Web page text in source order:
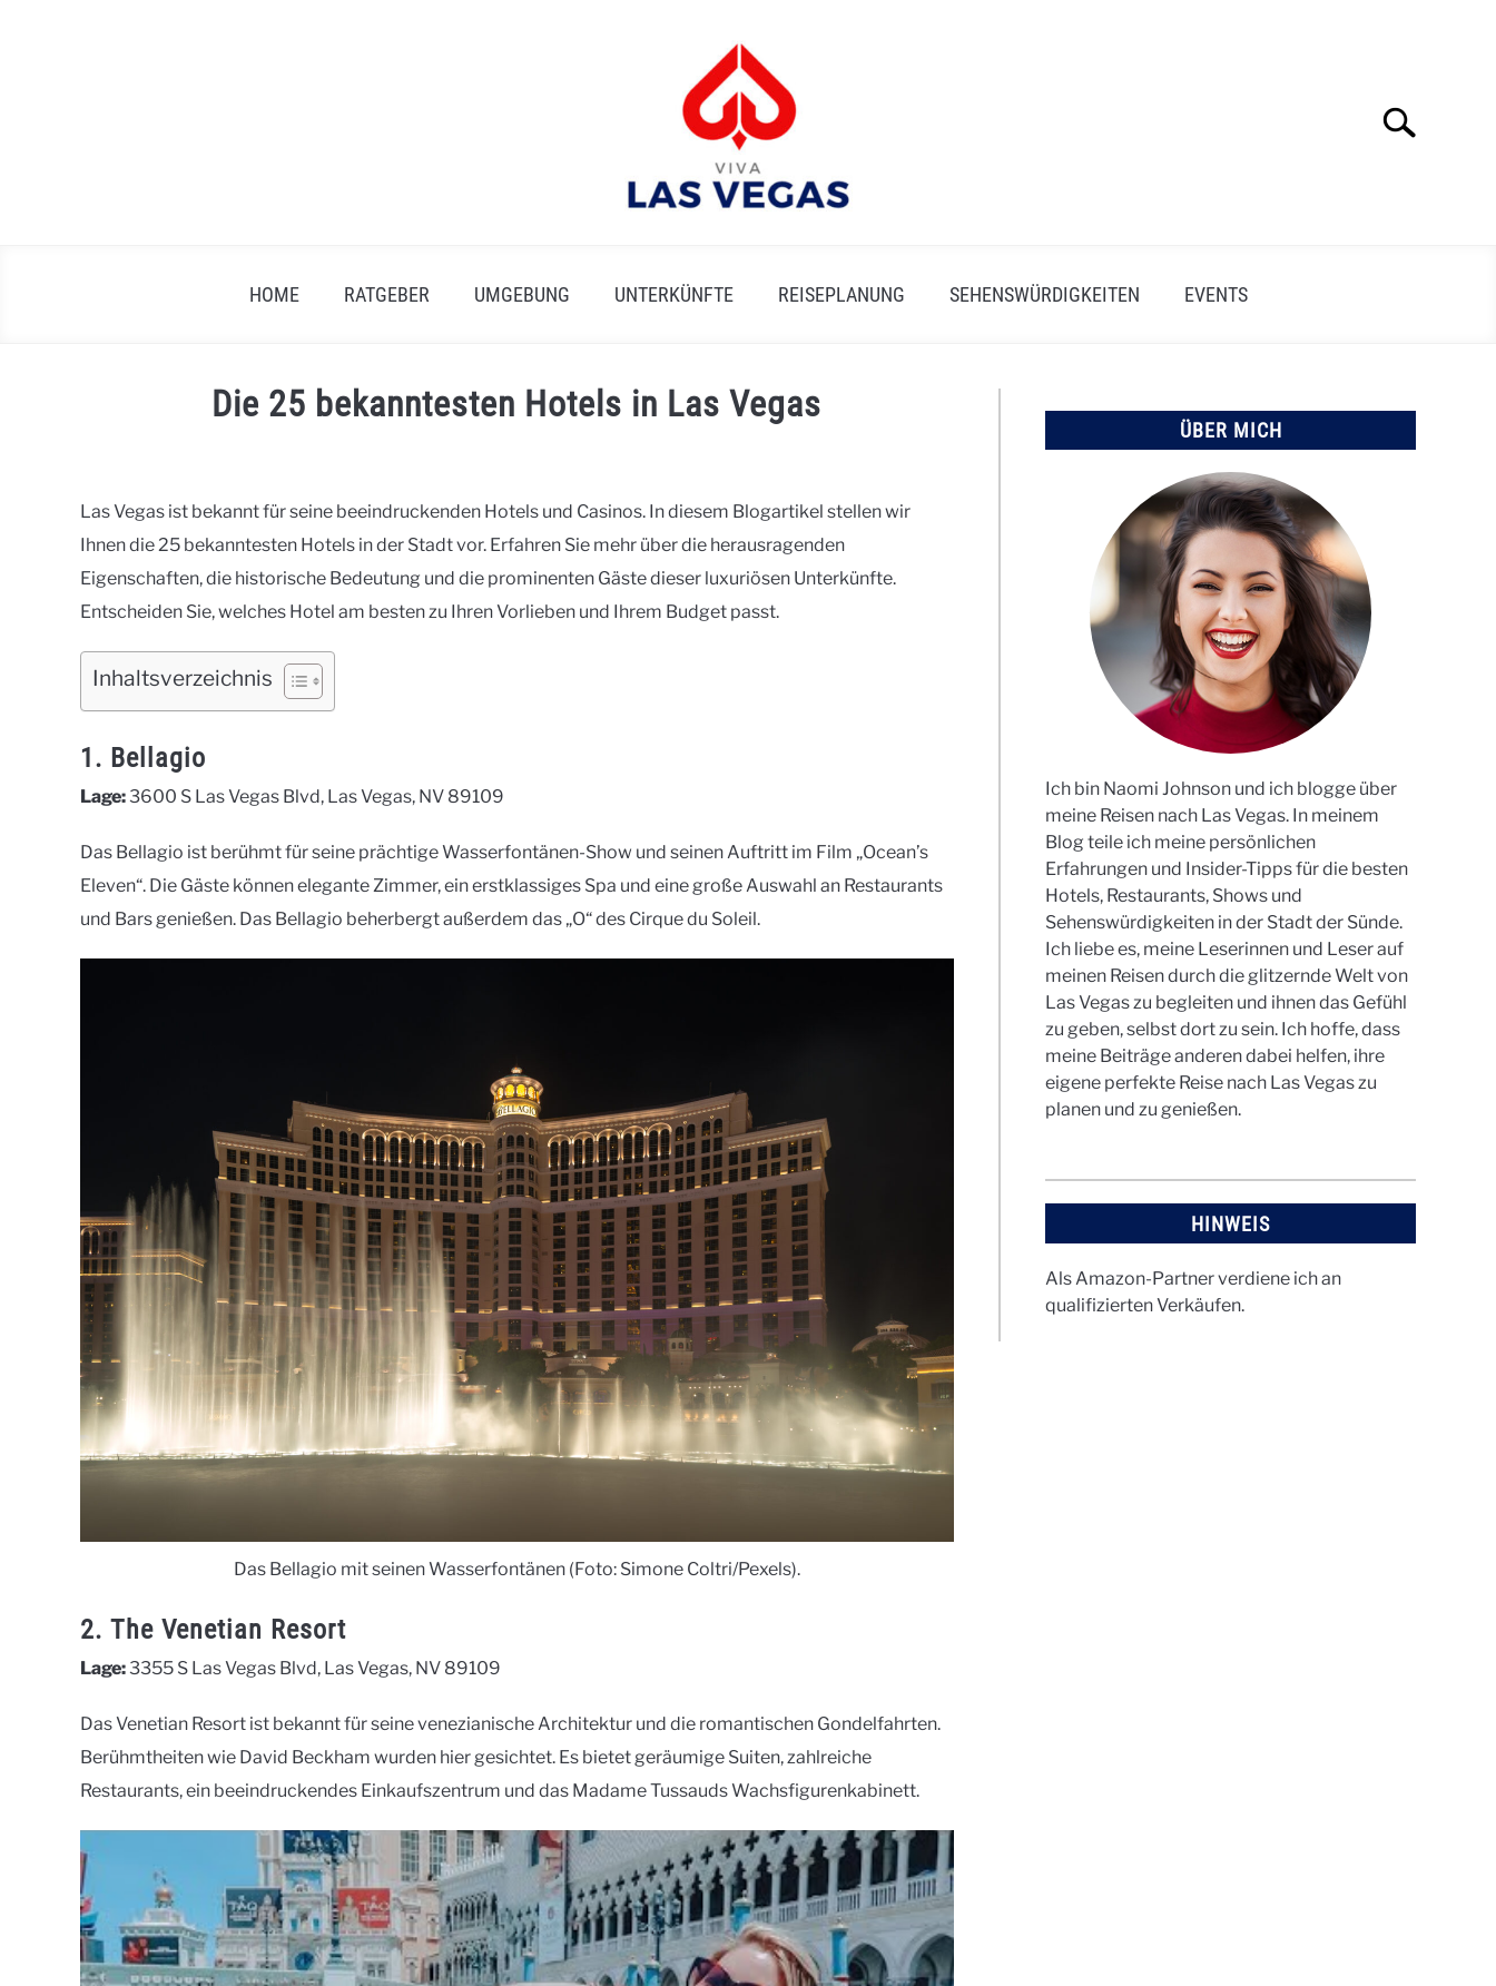
Suche
HOME RATGEBER UMGEBUNG UNTERKÜNFTE REISEPLANUNG SEHENSWÜRDIGKEITEN EVENTS
Die 25 bekanntesten Hotels in Las Vegas
in
Unterkünfte
Las Vegas ist bekannt für seine beeindruckenden Hotels und Casinos. In diesem Blogartikel stellen wir
Ihnen die 25 bekanntesten Hotels in der Stadt vor. Erfahren Sie mehr über die herausragenden
Eigenschaften, die historische Bedeutung und die prominenten Gäste dieser luxuriösen Unterkünfte.
Entscheiden Sie, welches Hotel am besten zu Ihren Vorlieben und Ihrem Budget passt.
Inhaltsverzeichnis
1. Bellagio
Lage:3600 S Las Vegas Blvd, Las Vegas, NV 89109
Das Bellagio ist berühmt für seine prächtige Wasserfontänen-Show und seinen Auftritt im Film „Ocean’s
Eleven“. Die Gäste können elegante Zimmer, ein erstklassiges Spa und eine große Auswahl an Restaurants
und Bars genießen. Das Bellagio beherbergt außerdem das „O“ des Cirque du Soleil.
Das Bellagio mit seinen Wasserfontänen (Foto: Simone Coltri/Pexels).
2. The Venetian Resort
Lage:3355 S Las Vegas Blvd, Las Vegas, NV 89109
Das Venetian Resort ist bekannt für seine venezianische Architektur und die romantischen Gondelfahrten.
Berühmtheiten wie David Beckham wurden hier gesichtet. Es bietet geräumige Suiten, zahlreiche
Restaurants, ein beeindruckendes Einkaufszentrum und das Madame Tussauds Wachsfigurenkabinett.
ÜBER MICH
Ich bin Naomi Johnson und ich blogge über
meine Reisen nach Las Vegas. In meinem
Blog teile ich meine persönlichen
Erfahrungen und Insider-Tipps für die besten
Hotels, Restaurants, Shows und
Sehenswürdigkeiten in der Stadt der Sünde.
Ich liebe es, meine Leserinnen und Leser auf
meinen Reisen durch die glitzernde Welt von
Las Vegas zu begleiten und ihnen das Gefühl
zu geben, selbst dort zu sein. Ich hoffe, dass
meine Beiträge anderen dabei helfen, ihre
eigene perfekte Reise nach Las Vegas zu
planen und zu genießen.
HINWEIS
Als Amazon-Partner verdiene ich an
qualifizierten Verkäufen.